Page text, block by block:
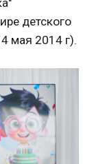
детского
мая 2014 г).